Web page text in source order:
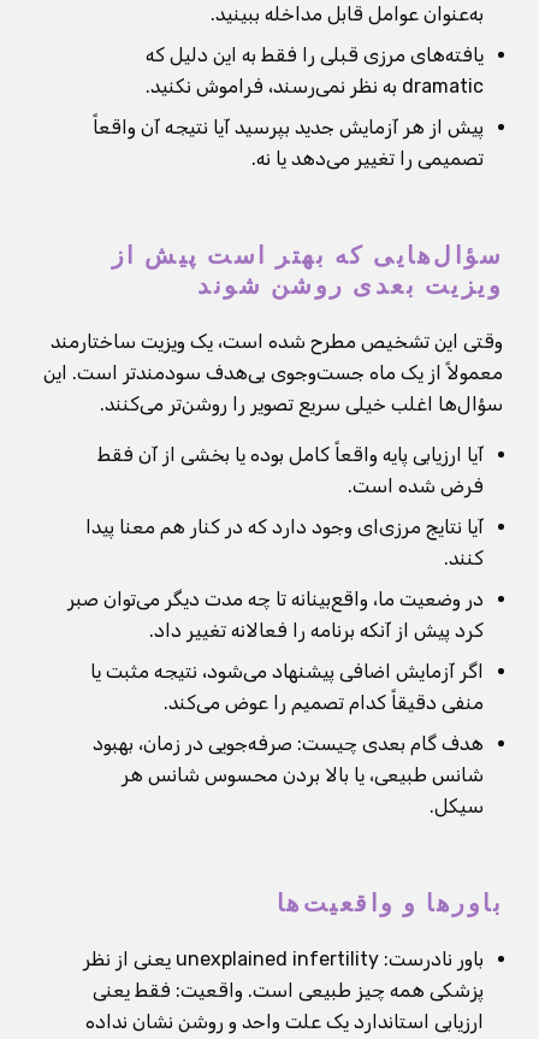
به‌عنوان عوامل قابل مداخله ببینید.
یافته‌های مرزی قبلی را فقط به این دلیل که
dramatic به نظر نمی‌رسند، فراموش نکنید.
پیش از هر آزمایش جدید بپرسید آیا نتیجه آن واقعاً
تصمیمی را تغییر می‌دهد یا نه.
سؤال‌هایی که بهتر است پیش از
ویزیت بعدی روشن شوند
وقتی این تشخیص مطرح شده است، یک ویزیت ساختارمند
معمولاً از یک ماه جست‌وجوی بی‌هدف سودمندتر است. این
سؤال‌ها اغلب خیلی سریع تصویر را روشن‌تر می‌کنند.
آیا ارزیابی پایه واقعاً کامل بوده یا بخشی از آن فقط
فرض شده است.
آیا نتایج مرزی‌ای وجود دارد که در کنار هم معنا پیدا
کنند.
در وضعیت ما، واقع‌بینانه تا چه مدت دیگر می‌توان صبر
کرد پیش از آنکه برنامه را فعالانه تغییر داد.
اگر آزمایش اضافی پیشنهاد می‌شود، نتیجه مثبت یا
منفی دقیقاً کدام تصمیم را عوض می‌کند.
هدف گام بعدی چیست: صرفه‌جویی در زمان، بهبود
شانس طبیعی، یا بالا بردن محسوس شانس هر
سیکل.
باورها و واقعیت‌ها
باور نادرست: unexplained infertility یعنی از نظر
پزشکی همه چیز طبیعی است. واقعیت: فقط یعنی
ارزیابی استاندارد یک علت واحد و روشن نشان نداده